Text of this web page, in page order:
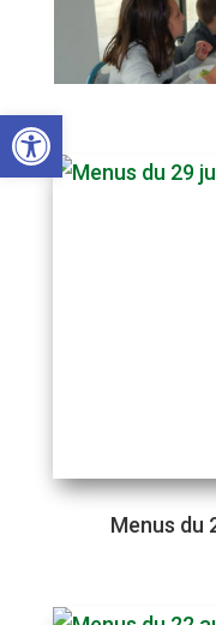
Ouvrir la barre d’outils
Menus du